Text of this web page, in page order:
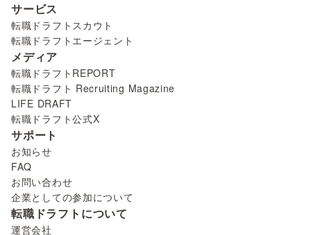
サービス
転職ドラフトスカウト
転職ドラフトエージェント
メディア
転職ドラフトREPORT
転職ドラフト Recruiting Magazine
LIFE DRAFT
転職ドラフト公式X
サポート
お知らせ
FAQ
お問い合わせ
企業としての参加について
転職ドラフトについて
運営会社